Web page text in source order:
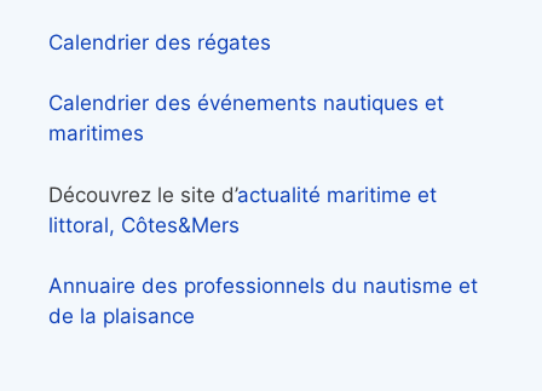
Calendrier des régates
Calendrier des événements nautiques et
maritimes
Découvrez le site d’actualité maritime et
littoral, Côtes&Mers
Annuaire des professionnels du nautisme et
de la plaisance